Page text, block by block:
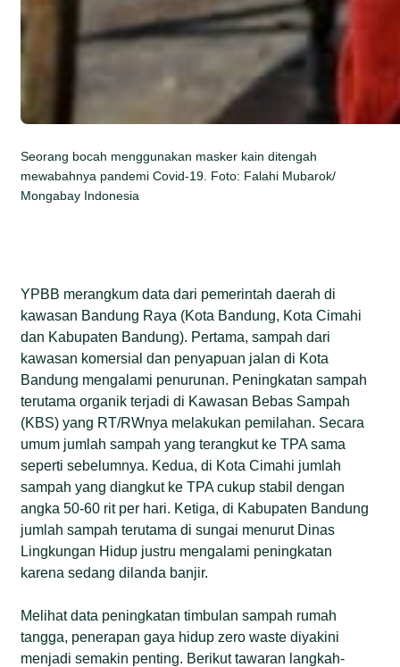
Seorang bocah menggunakan masker kain ditengah
mewabahnya pandemi Covid-19. Foto: Falahi Mubarok/
Mongabay Indonesia
YPBB merangkum data dari pemerintah daerah di
kawasan Bandung Raya (Kota Bandung, Kota Cimahi
dan Kabupaten Bandung). Pertama, sampah dari
kawasan komersial dan penyapuan jalan di Kota
Bandung mengalami penurunan. Peningkatan sampah
terutama organik terjadi di Kawasan Bebas Sampah
(KBS) yang RT/RWnya melakukan pemilahan. Secara
umum jumlah sampah yang terangkut ke TPA sama
seperti sebelumnya. Kedua, di Kota Cimahi jumlah
sampah yang diangkut ke TPA cukup stabil dengan
angka 50-60 rit per hari. Ketiga, di Kabupaten Bandung
jumlah sampah terutama di sungai menurut Dinas
Lingkungan Hidup justru mengalami peningkatan
karena sedang dilanda banjir.
Melihat data peningkatan timbulan sampah rumah
tangga, penerapan gaya hidup zero waste diyakini
menjadi semakin penting. Berikut tawaran langkah-